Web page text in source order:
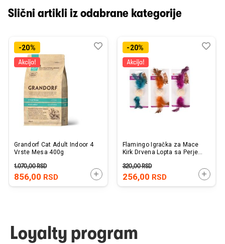
Slični artikli iz odabrane kategorije
-20%
Grandorf Cat Adult Indoor 4
Vrste Mesa 400g
856,00 RSD
1.070,00RSD
DODAJTE U KORPU
Dodaj
Uporedi-20%
Flamingo Igračka za Mace
Kirk Drvena Lopta sa Perjem
256,00 RSD
320,00RSD
Loyalty program